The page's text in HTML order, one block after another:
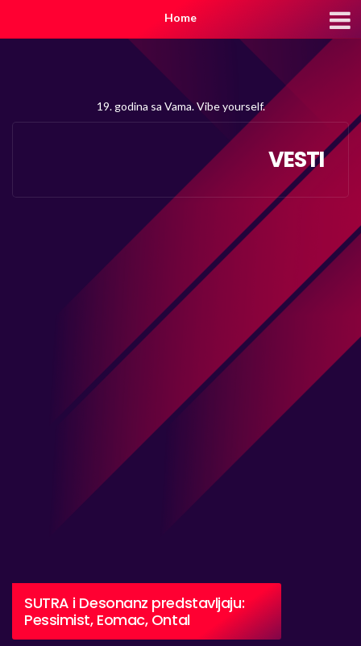
Home
19. godina sa Vama. Vibe yourself.
VESTI
SUTRA i Desonanz predstavljaju:
Pessimist, Eomac, Ontal